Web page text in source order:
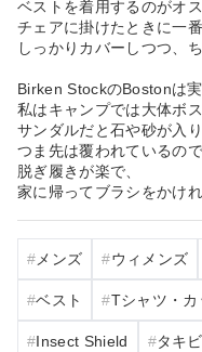
ベストを着用するのがオ
チェアに掛けたときに一
しっかりカバーしつつ、
Birken StockのBostonは
私はキャンプでは大体ボ
サンダルだと石や砂が入
つま先は覆われているの
脱ぎ履きが楽で、
家に帰ってブラシをかけ
メンズ ウィメンズ
ベスト Tシャツ・カ
Insect Shield タキビ